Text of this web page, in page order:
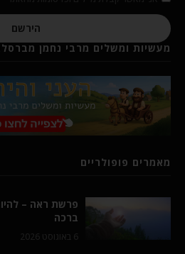
הירשם
מעשיות ומשלים מרבי נחמן
מאמרים פופולריים
פרשת ראה –
ברכה
6 באוגוסט 2026